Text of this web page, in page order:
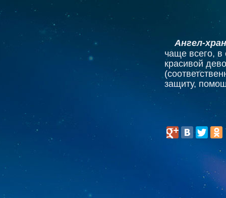
Ангел-
чаще всего,
красивой
защиту,